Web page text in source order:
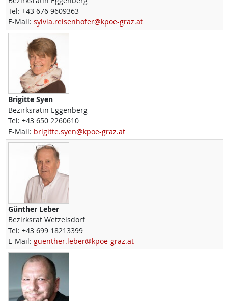
Tel: +43 676 9609363
E-Mail: sylvia.reisenhofer@kpoe-graz.at
Brigitte Syen
Bezirksrätin Eggenberg
Tel: +43 650 2260610
E-Mail: brigitte.syen@kpoe-graz.at
Günther Leber
Bezirksrat Wetzelsdorf
Tel: +43 699 18213399
E-Mail: guenther.leber@kpoe-graz.at